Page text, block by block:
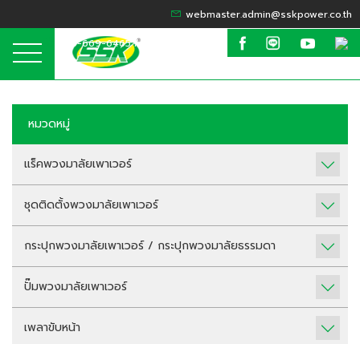
webmaster.admin@sskpower.co.th
095-669-6465 / 099-635-6424
หมวดหมู่
แร็คพวงมาลัยเพาเวอร์
ชุดติดตั้งพวงมาลัยเพาเวอร์
กระปุกพวงมาลัยเพาเวอร์ / กระปุกพวงมาลัยธรรมดา
ปั๊มพวงมาลัยเพาเวอร์
เพลาขับหน้า